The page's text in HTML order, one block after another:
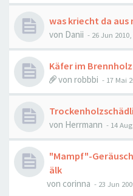
was kriecht da aus
von Danii - 26 Jun 2010,
Käfer im
von robbbi - 17 Mai
von Herrmann - 14
"Mampf"-
älk
von corinna - 23 Jun